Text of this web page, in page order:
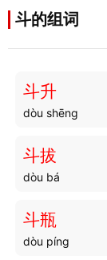
斗的组词
斗升
dòu shēng
斗拔
dòu bá
斗瓶
dòu píng